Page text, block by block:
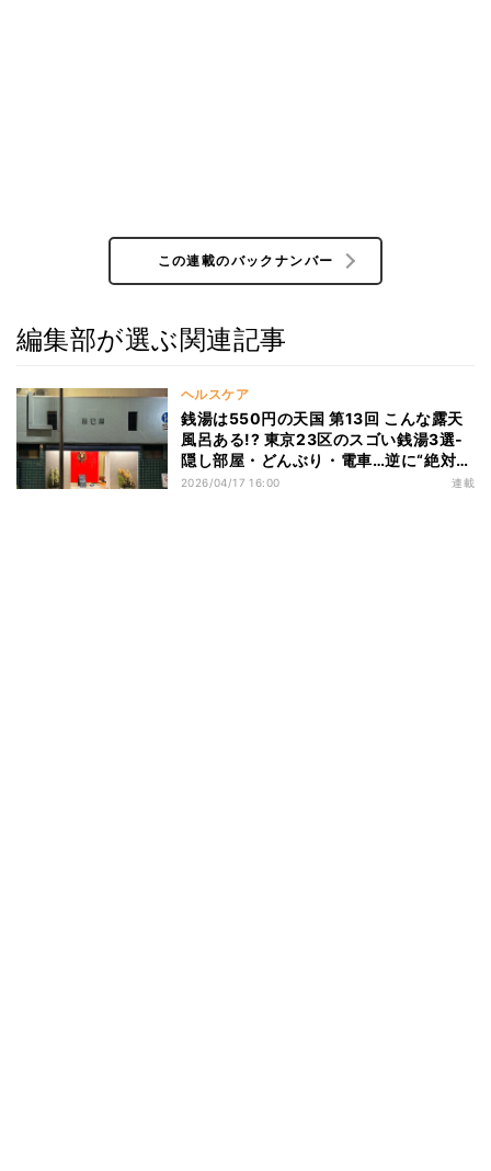
この連載のバックナンバー
編集部が選ぶ関連記事
ヘルスケア
銭湯は550円の天国 第13回 こんな露天
風呂ある!? 東京23区のスゴい銭湯3選‐
隠し部屋・どんぶり・電車…逆に“絶対に
ない設備”とは
2026/04/17 16:00 連載